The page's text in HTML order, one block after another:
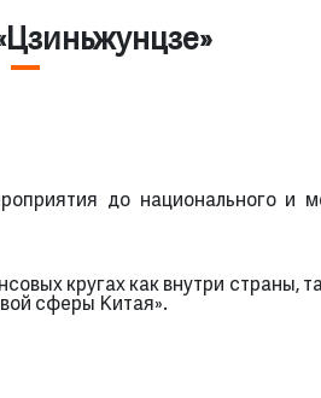
до национального и
кругах как внутри страны,
сферы Китая».